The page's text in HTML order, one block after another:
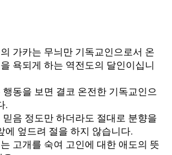
가카는 무늬만 기독교인으로서 온
욕되게 하는 역전도의 달인이십니
동을 보면 결코 온전한 기독교인으
.
음 정도만 하더라도 절대로 분향을
에 엎드려 절을 하지 않습니다.
고개를 숙여 고인에 대한 애도의 뜻